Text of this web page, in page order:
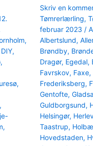
,
DIY,
,
,
,
,
Skriv en
Tømrerlærling,
februar 2023 /
Albertslund,
Brøndby,
Dragør, Egedal,
Favrskov, Faxe,
Frederiksberg,
Gentofte,
Guldborgsund,
Helsingør,
Taastrup,
Hovedstaden,